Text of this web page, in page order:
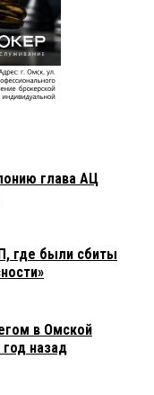
глава АЦ
где были сбиты
в Омской
назад